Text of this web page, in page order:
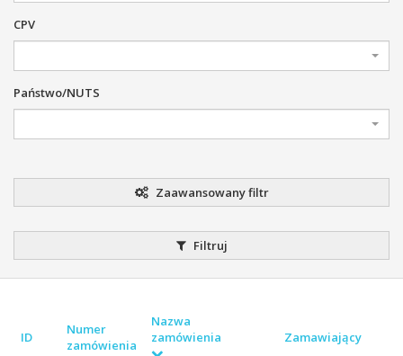
CPV
Państwo/NUTS
Zaawansowany filtr
Filtruj
ID
Numer
zamówienia
Nazwa
zamówienia
Zamawiający